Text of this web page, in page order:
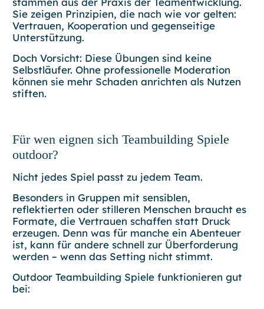
Sie zeigen Prinzipien, die nach wie vor gelten:
Vertrauen, Kooperation und gegenseitige
Unterstützung.
Doch Vorsicht: Diese Übungen sind keine
Selbstläufer. Ohne professionelle Moderation
können sie mehr Schaden anrichten als Nutzen
stiften.
Für wen eignen sich Teambuilding Spiele
outdoor?
Nicht jedes Spiel passt zu jedem Team.
Besonders in Gruppen mit sensiblen,
reflektierten oder stilleren Menschen braucht es
Formate, die Vertrauen schaffen statt Druck
erzeugen. Denn was für manche ein Abenteuer
ist, kann für andere schnell zur Überforderung
werden – wenn das Setting nicht stimmt.
Outdoor Teambuilding Spiele funktionieren gut
bei: